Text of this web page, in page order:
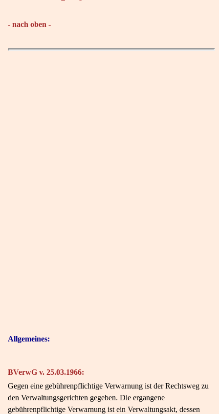
- nach oben -
Allgemeines:
BVerwG v. 25.03.1966:
Gegen eine gebührenpflichtige Verwarnung ist der Rechtsweg zu
den Verwaltungsgerichten gegeben. Die ergangene
gebührenpflichtige Verwarnung ist ein Verwaltungsakt, dessen